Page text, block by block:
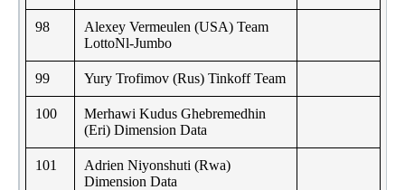
98
Alexey Vermeulen (USA) Team
LottoNl-Jumbo
99 Yury Trofimov (Rus) Tinkoff Team
100
Merhawi Kudus Ghebremedhin
(Eri) Dimension Data
101
Adrien Niyonshuti (Rwa)
Dimension Data